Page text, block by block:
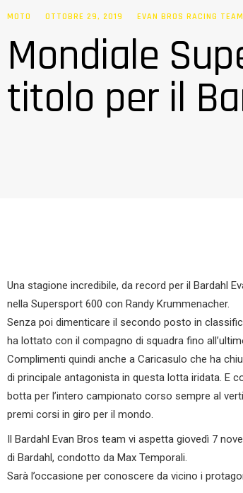
MOTO OTTOBRE 29, 2019 EVAN BROS RACING TEAM
Mondiale
titolo per il
Una stagione incredibile, da record per il Bardahl
nella Supersport 600 con Randy Krummenacher.
Senza poi dimenticare il secondo posto in
ha lottato con il compagno di squadra fino
Complimenti quindi anche a Caricasulo che ha
di principale antagonista in questa lotta iridata. E
botta per l’intero campionato corso sempre al
premi corsi in giro per il mondo.
Il Bardahl Evan Bros team vi aspetta giovedì 7
di Bardahl, condotto da Max Temporali.
Sarà l’occasione per conoscere da vicino i